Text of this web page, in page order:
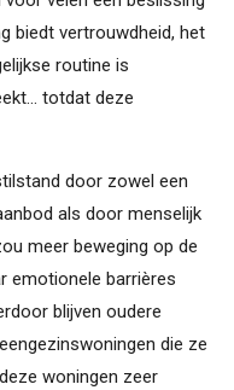
biedt vertrouwdheid, het
routine is
totdat deze
door zowel een
als door menselijk
meer beweging op de
emotionele barrières
blijven oudere
die ze
woningen zeer